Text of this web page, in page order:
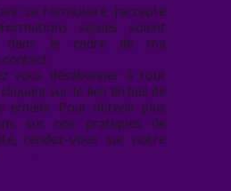
ce formulaire, j’accepte
saisies soient
dans le cadre de ma
contact.
vous désabonner à tout
sur le lien en bas de
emails. Pour obtenir plus
sur nos pratiques de
rendez-vous sur notre